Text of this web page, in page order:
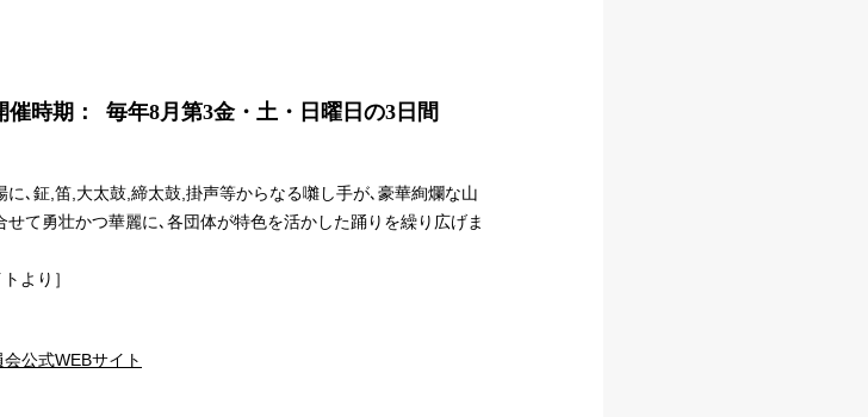
催時期： 毎年8月第3金・土・日曜日の3日間
に､鉦,笛,大太鼓,締太鼓,掛声等からなる囃し手が､豪華絢爛な山
て勇壮かつ華麗に､各団体が特色を活かした踊りを繰り広げま
より］
公式WEBサイト